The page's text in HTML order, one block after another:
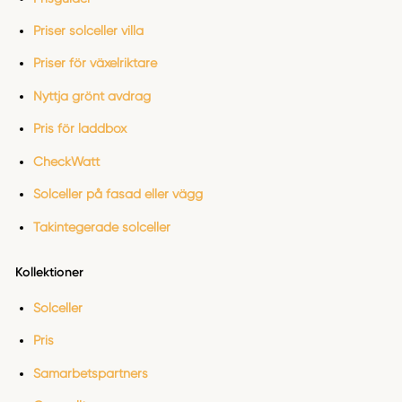
Priser solceller villa
Priser för växelriktare
Nyttja grönt avdrag
Pris för laddbox
CheckWatt
Solceller på fasad eller vägg
Takintegerade solceller
Kollektioner
Solceller
Pris
Samarbetspartners